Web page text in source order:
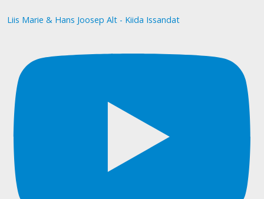
Liis Marie & Hans Joosep Alt - Kiida Issandat